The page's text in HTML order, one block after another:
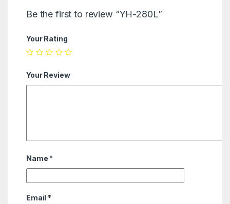
Be the first to review “YH-280L”
Your Rating
Your Review
Name *
Email *